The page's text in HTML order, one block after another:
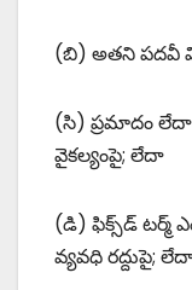
(బి) అతని
(సి) ప్రమాదం
వైకల్యంపై; లేదా
(డి) ఫిక్స్‌డ్ టర్మ్
వ్యవధి రద్దుపై;